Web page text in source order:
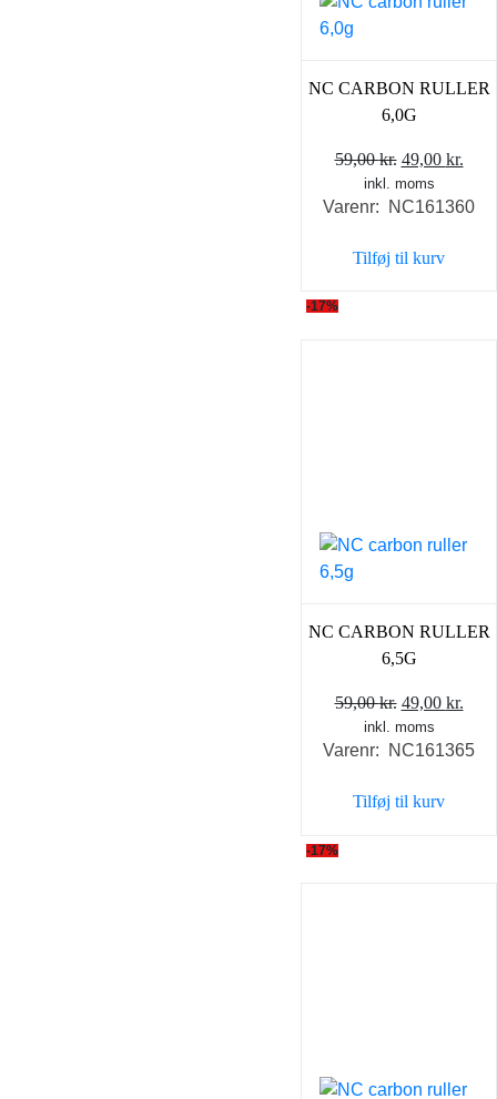
NC CARBON RULLER
6,0G
59,00kr. Den
oprindelige
pris
59,00 kr..
49,00 kr.
pris
inkl. moms
Varenr: NC161360
Tilføj til kurv
-17%
NC CARBON RULLER
6,5G
59,00kr. Den
oprindelige
pris
59,00 kr..
49,00 kr.
pris
inkl. moms
Varenr: NC161365
Tilføj til kurv
-17%